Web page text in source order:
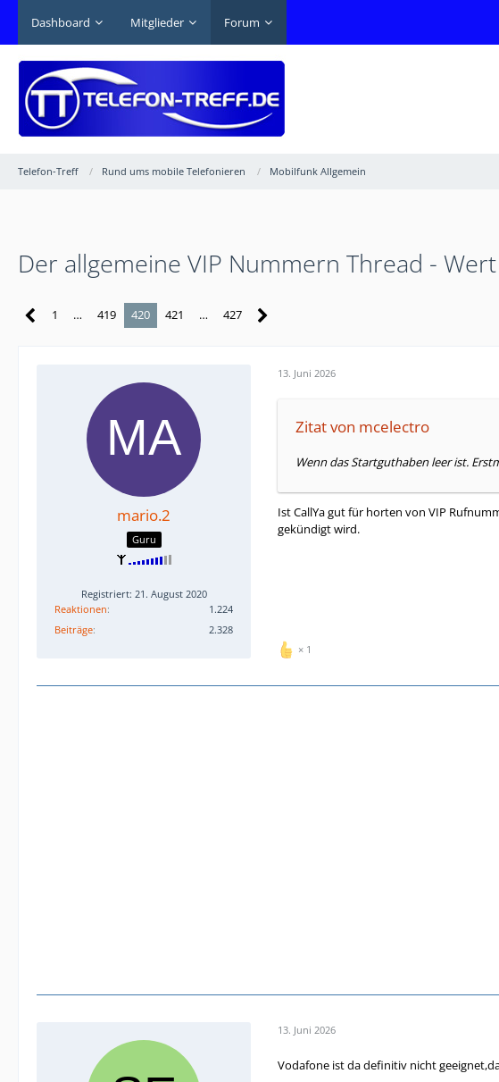
Dashboard Mitglieder Forum
Telefon-Treff Rund ums mobile Telefonieren Mobilfunk Allgemein
Der allgemeine VIP Nummern Thread -
1 … 419 420 421 … 427
mario.2
Guru
Registriert: 21. August 2020
Reaktionen
1.224
Beiträge
2.328
13. Juni 2026
Zitat von mcelectro
Wenn das Startguthaben leer ist.
Ist CallYa gut für horten von VIP
gekündigt wird.
1
13. Juni 2026
Vodafone ist da definitiv nicht